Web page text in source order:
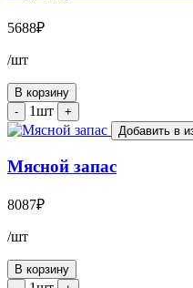
5688₽
/шт
В корзину
-
1шт
+
Добавить в
Мясной запас
8087₽
/шт
В корзину